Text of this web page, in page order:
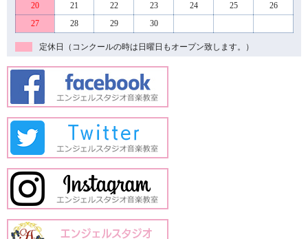
20
21 22 23 24 25
26
27
28 29 30
定休日（コンクールの時は日曜日もオープン致します。）